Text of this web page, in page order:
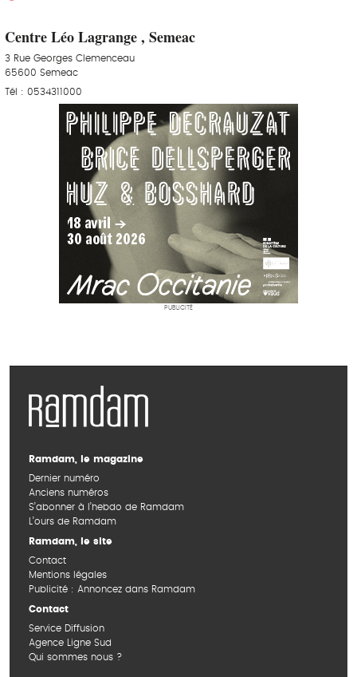
Centre Léo Lagrange , Semeac
3 Rue Georges Clemenceau
65600 Semeac
Tél : 0534311000
PUBLICITÉ
Ramdam, le magazine
Dernier numéro
Anciens numéros
S’abonner à l’hebdo de Ramdam
L’ours de Ramdam
Ramdam, le site
Contact
Mentions légales
Publicité : Annoncez dans Ramdam
Contact
Service Diffusion
Agence Ligne Sud
Qui sommes nous ?